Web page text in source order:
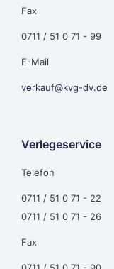
Fax
0711 / 51 0 71 - 99
E-Mail
verkauf@kvg-dv.de
Verlegeservice
Telefon
0711 / 51 0 71 - 22
0711 / 51 0 71 - 26
Fax